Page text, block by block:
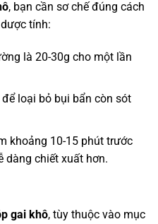
, bạn cần sơ chế đúng cách
tính:
là 20-30g cho một lần
loại bỏ bụi bẩn còn sót
khoảng 10-15 phút trước
dàng chiết xuất hơn.
gai khô, tùy thuộc vào mục